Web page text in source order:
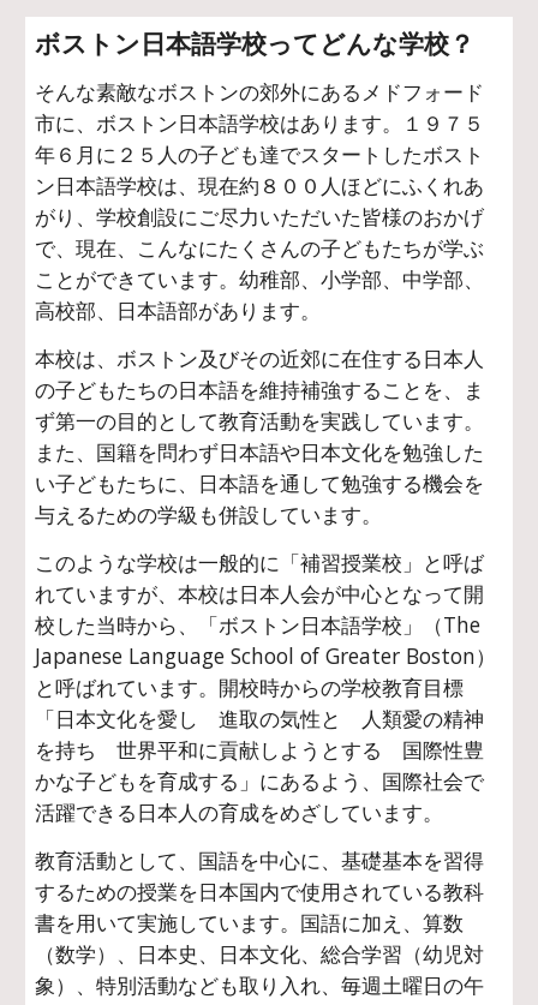
ボストン日本語学校ってどんな学校？
そんな素敵なボストンの郊外にあるメドフォード
市に、ボストン日本語学校はあります。１９７５
年６月に２５人の子ども達でスタートしたボスト
ン日本語学校は、現在約８００人ほどにふくれあ
がり、学校創設にご尽力いただいた皆様のおかげ
で、現在、こんなにたくさんの子どもたちが学ぶ
ことができています。幼稚部、小学部、中学部、
高校部、日本語部があります。
本校は、ボストン及びその近郊に在住する日本人
の子どもたちの日本語を維持補強することを、ま
ず第一の目的として教育活動を実践しています。
また、国籍を問わず日本語や日本文化を勉強した
い子どもたちに、日本語を通して勉強する機会を
与えるための学級も併設しています。
このような学校は一般的に「補習授業校」と呼ば
れていますが、本校は日本人会が中心となって開
校した当時から、「ボストン日本語学校」（The
Japanese Language School of Greater Boston）
と呼ばれています。開校時からの学校教育目標
「日本文化を愛し 進取の気性と 人類愛の精神
を持ち 世界平和に貢献しようとする 国際性豊
かな子どもを育成する」にあるよう、国際社会で
活躍できる日本人の育成をめざしています。
教育活動として、国語を中心に、基礎基本を習得
するための授業を日本国内で使用されている教科
書を用いて実施しています。国語に加え、算数
（数学）、日本史、日本文化、総合学習（幼児対
象）、特別活動なども取り入れ、毎週土曜日の午